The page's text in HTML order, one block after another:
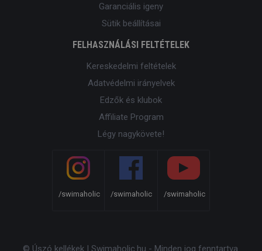
Garanciális igeny
Sütik beállításai
FELHASZNÁLÁSI FELTÉTELEK
Kereskedelmi feltételek
Adatvédelmi irányelvek
Edzők és klubok
Affiliate Program
Légy nagykövete!
/swimaholic /swimaholic /swimaholic
© Úszó kellékek | Swimaholic.hu - Minden jog fenntartva.